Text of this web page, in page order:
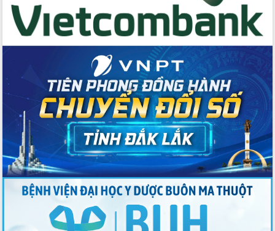
Phó Bí thư Tỉnh ủy Đắk Lắk Đỗ Hữu
Huy giữ chức Bí thư Đảng ủy Ủy Ban
Nhân dân tỉnh
Bệnh án điện tử thúc đẩy chuyển đổi
Chuyển đổi số thư viện: Mở rộng
không gian tri thức trong thời đại số
Đánh giá, rút kinh nghiệm công tác tổ
chức diễn tập trước ngày bầu cử
Chương trình “Gặp gỡ hữu nghị –
Friendship Meeting New Year 2026”
Bầu cử Quốc hội và HĐND: Cử tri Đắk
Lắk gửi gắm niềm tin, kỳ vọng vào lá
phiếu
Đắk Lắk sẵn sàng các điều kiện cho
Ngày hội bầu cử đại biểu Quốc hội
khóa XVI và HĐND các cấp nhiệm kỳ